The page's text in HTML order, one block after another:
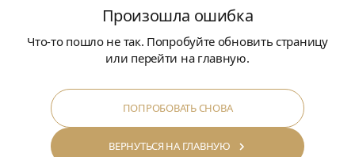
Произошла ошибка
Что-то пошло не так. Попробуйте обновить страницу
или перейти на главную.
ПОПРОБОВАТЬ СНОВА
ВЕРНУТЬСЯ НА ГЛАВНУЮ